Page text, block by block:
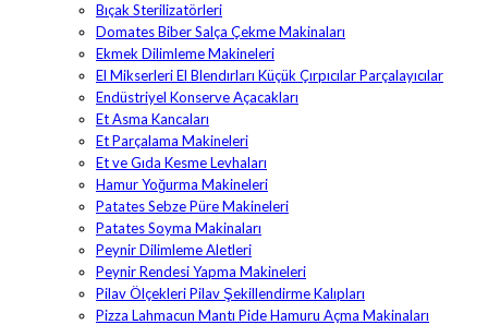
Bıçak Sterilizatörleri
Domates Biber Salça Çekme Makinaları
Ekmek Dilimleme Makineleri
El Mikserleri El Blendırları Küçük Çırpıcılar Parçalayıcılar
Endüstriyel Konserve Açacakları
Et Asma Kancaları
Et Parçalama Makineleri
Et ve Gıda Kesme Levhaları
Hamur Yoğurma Makineleri
Patates Sebze Püre Makineleri
Patates Soyma Makinaları
Peynir Dilimleme Aletleri
Peynir Rendesi Yapma Makineleri
Pilav Ölçekleri Pilav Şekillendirme Kalıpları
Pizza Lahmacun Mantı Pide Hamuru Açma Makinaları